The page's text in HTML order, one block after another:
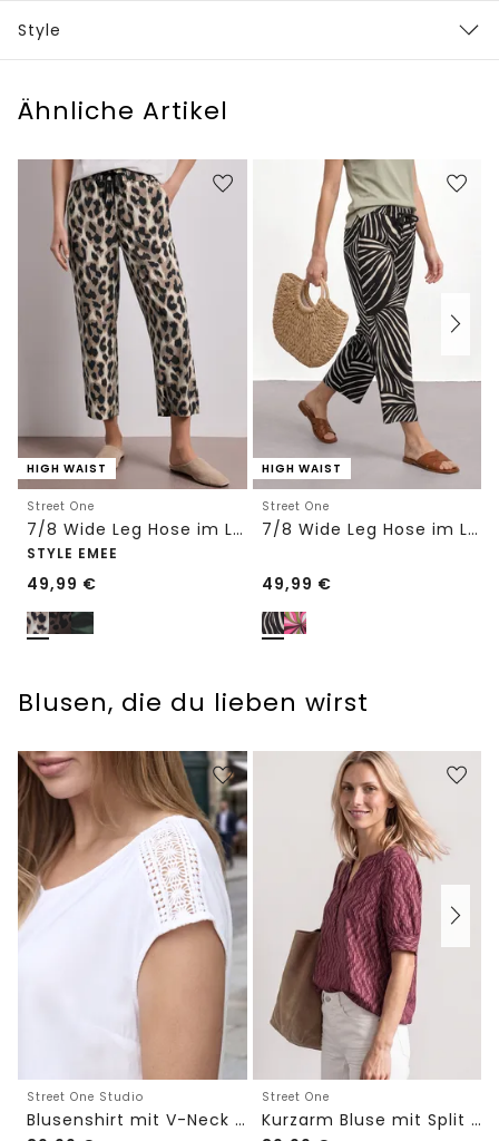
Style
Ähnliche Artikel
HIGH WAIST
Street One
7/8 Wide Leg Hose im Loose Fit mit Print
STYLE EMEE
49,99 €
HIGH WAIST
Street One
7/8 Wide Leg Hose im Loose Fit
49,99 €
Blusen, die du lieben wirst
Street One Studio
Blusenshirt mit V-Neck und Spitze
Street One
Kurzarm Bluse mit Split Neck und Elastiksaum